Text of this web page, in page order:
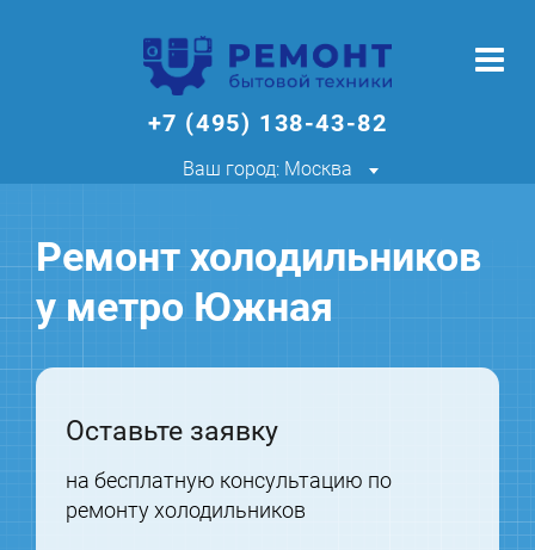
+7 (495) 138-43-82
Ваш город: Москва
Ремонт холодильников
у метро Южная
Оставьте заявку
на бесплатную консультацию по
ремонту холодильников